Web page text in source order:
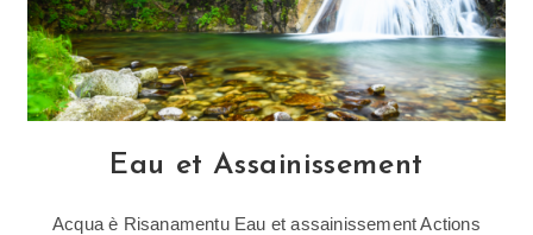
Eau et Assainissement
Acqua è Risanamentu Eau et assainissement Actions